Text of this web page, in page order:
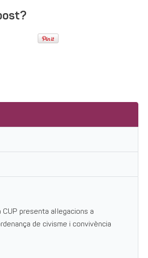
CUP presenta al·legacions a
de civisme i convivència